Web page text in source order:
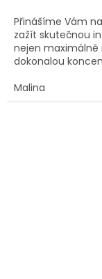
z
5
hvězdiček.
Přinášíme Vám
zažít skutečnou
nejen maximálně
dokonalou
Malina